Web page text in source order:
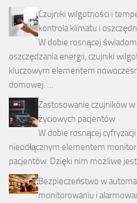
Czujniki wilgotności i
kontrola klimatu i
W dobie rosnącej
oszczędzania energii, czujniki
kluczowym elementem
domowej. …
Zastosowanie czujników
życiowych pacjentów
W dobie rosnącej
nieodłącznym elementem
pacjentów. Dzięki nim możliwe
Bezpieczeństwo w
monitorowaniu i